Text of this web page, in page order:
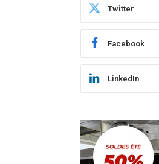
Twitter
Facebook
LinkedIn